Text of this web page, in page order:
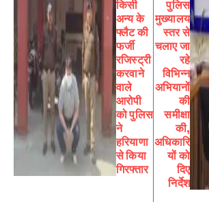
किसी
अन्य के
फ्लैट की
फर्जी
रजिस्ट्री
करवाने
वाले
आरोपी
को पुलिस
ने
हरियाणा
से किया
गिरफ्तार
पुलिस
मुख्यालय
स्तर से
चलाए जा
रहे
विभिन्न
अभियानों
की
समीक्षा
की,
अधिकारि
यों को
दिए
निर्देश